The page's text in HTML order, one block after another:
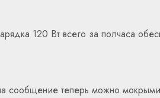
120 Вт всего за полчаса
сообщение теперь можно